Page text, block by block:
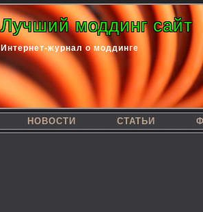
Лучший моддинг сайт
Интернет-журнал о моддинге
НОВОСТИ СТАТЬИ